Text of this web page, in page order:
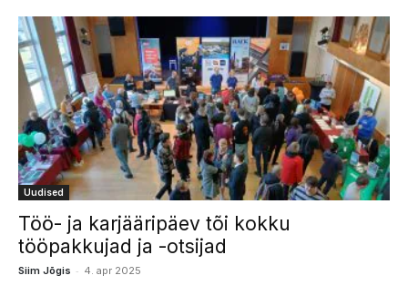
Uudised
Töö- ja karjääripäev tõi kokku
tööpakkujad ja -otsijad
Siim Jõgis - 4. apr 2025